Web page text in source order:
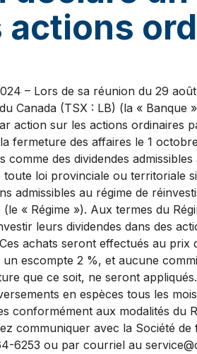
actions
– Lors de sa réunion du 29
Canada (TSX : LB) (la « Banque
action sur les actions ordinaires
fermeture des affaires le 1
comme des dividendes
toute loi provinciale ou territoriale
admissibles au régime de
(le « Régime »). Aux termes du
leurs dividendes dans des
achats seront effectués au prix
un escompte 2 %, et aucune
que ce soit, ne seront
en espèces tous les
conformément aux modalités du
communiquer avec la Société
6253 ou par courriel au